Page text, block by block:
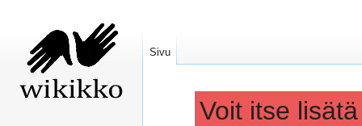
Voit itse
Sivu